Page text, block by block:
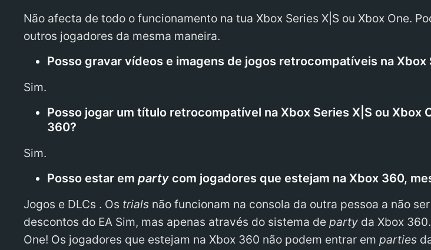
Não afecta de todo o funcionamento na tua Xbox Series X|S ou Xbox One.
outros jogadores da mesma maneira.
Posso gravar vídeos e imagens de jogos retrocompatíveis na Xbox
Sim.
Posso jogar um título retrocompatível na Xbox Series X|S ou Xbox
360?
Sim.
Posso estar emparty com jogadores que estejam na Xbox 360,
Jogos e DLCs . Os trials não funcionam na consola da outra pessoa a não
descontos do EA Sim, mas apenas através do sistema departy da Xbox
One! Os jogadores que estejam na Xbox 360 não podem entrar emparties